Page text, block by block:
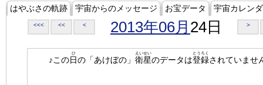
はやぶさの軌跡 宇宙からのメッセージ お宝データ 宇宙カレン
<<< << < 2013年06月 24日 >
♪この日
ひ
の「あけぼの」 衛星
えいせい
のデータは登録
とうろく
されていませ